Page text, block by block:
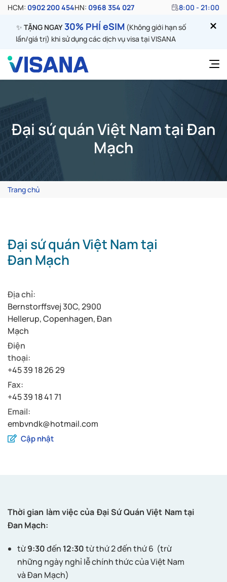
HCM: 0902 200 454HN: 0968 354 027 8:00 - 21:00
✨ TẶNG NGAY30% PHÍ eSIM (Không giới hạn số
lần/giá trị) khi sử dụng các dịch vụ visa tại VISANA
Đại sứ quán Việt Nam tại Đan
Mạch
Trang chủ
Đại sứ quán Việt Nam tại
Đan Mạch
Địa chỉ:
Bernstorffsvej 30C, 2900
Hellerup, Copenhagen, Đan
Mạch
Điện
thoại:
+45 39 18 26 29
Fax:
+45 39 18 41 71
Email:
embvndk@hotmail.com
Cập nhật
Thời gian làm việc của Đại Sứ Quán Việt Nam tại
Đan Mạch:
từ9:30đến 12:30từ thứ 2 đến thứ 6 (trừ
những ngày nghỉ lễ chính thức của Việt Nam
và Đan Mạch)